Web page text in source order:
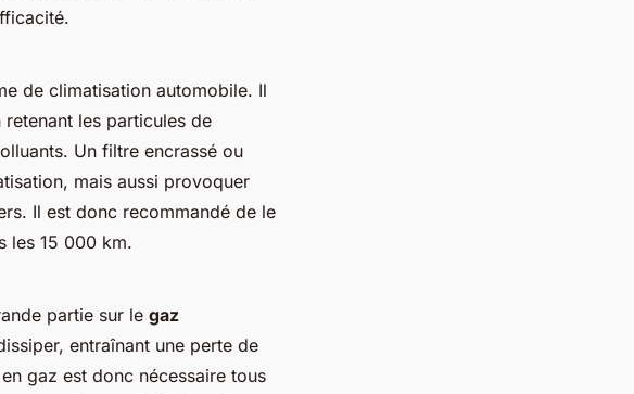
de climatisation automobile. Il
les particules de
Un filtre encrassé ou
mais aussi provoquer
Il est donc recommandé de le
les 15 000 km.
partie sur le gaz
entraînant une perte de
gaz est donc nécessaire tous